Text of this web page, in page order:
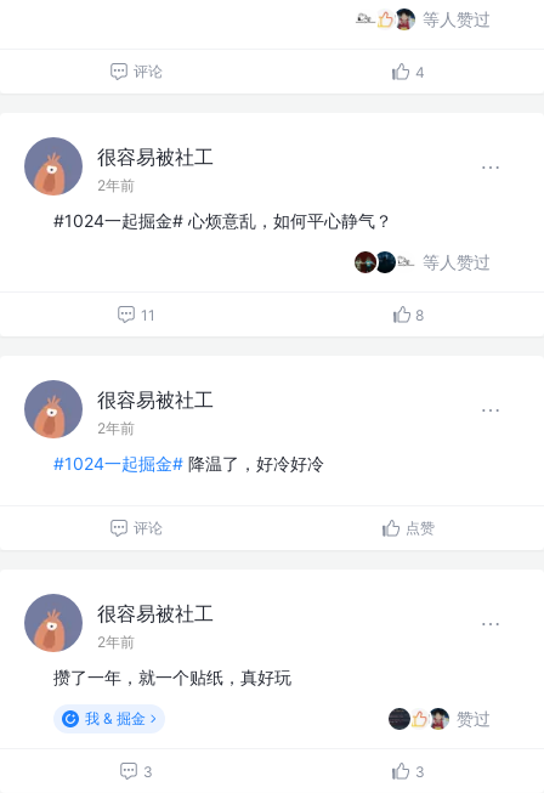
等人赞过
评论 4
很容易被社工
2年前
#1024一起掘金# 心烦意乱，如何平心静气？
等人赞过
11 8
很容易被社工
2年前
#1024一起掘金# 降温了，好冷好冷
评论 点赞
很容易被社工
2年前
攒了一年，就一个贴纸，真好玩
我 & 掘金 赞过
3 3